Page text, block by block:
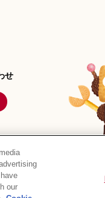
せ
ご利用規約
our